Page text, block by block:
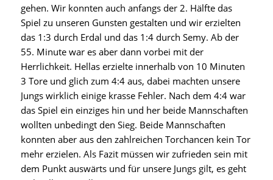
gehen. Wir konnten auch anfangs der 2. Hälfte das
Spiel zu unseren Gunsten gestalten und wir erzielten
das 1:3 durch Erdal und das 1:4 durch Semy. Ab der
55. Minute war es aber dann vorbei mit der
Herrlichkeit. Hellas erzielte innerhalb von 10 Minuten
3 Tore und glich zum 4:4 aus, dabei machten unsere
Jungs wirklich einige krasse Fehler. Nach dem 4:4 war
das Spiel ein einziges hin und her beide Mannschaften
wollten unbedingt den Sieg. Beide Mannschaften
konnten aber aus den zahlreichen Torchancen kein Tor
mehr erzielen. Als Fazit müssen wir zufrieden sein mit
dem Punkt auswärts und für unsere Jungs gilt, es geht